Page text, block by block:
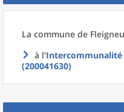
La commune de
à l'Intercommunalité
(200041630)